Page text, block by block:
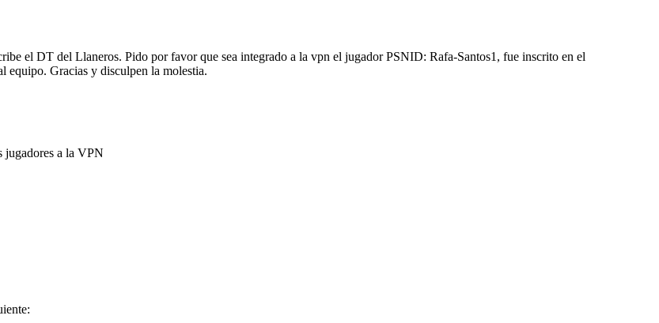
el DT del Llaneros. Pido por favor que sea integrado a la vpn el jugador PSNID: Rafa-Santos1, fue inscrito en el
Gracias y disculpen la molestia.
jugadores a la VPN